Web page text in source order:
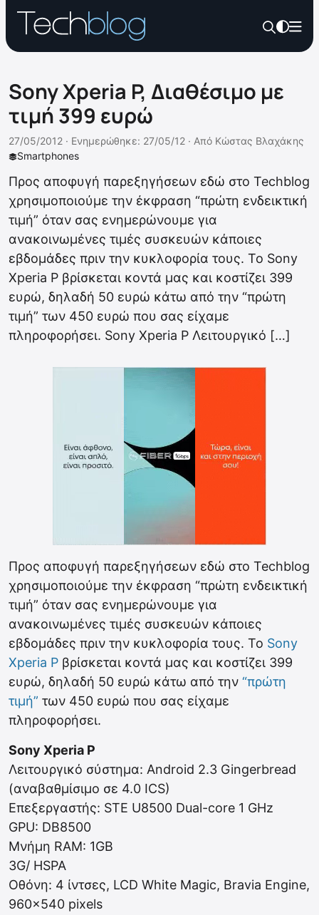
Sony Xperia P, Διαθέσιμο με
τιμή 399 ευρώ
Smartphones
27/05/2012 · Ενημερώθηκε: 27/05/12 · Από Κώστας Βλαχάκης
Προς αποφυγή παρεξηγήσεων εδώ στο Techblog
χρησιμοποιούμε την έκφραση “πρώτη ενδεικτική
τιμή” όταν σας ενημερώνουμε για
ανακοινωμένες τιμές συσκευών κάποιες
εβδομάδες πριν την κυκλοφορία τους. Το Sony
Xperia P βρίσκεται κοντά μας και κοστίζει 399
ευρώ, δηλαδή 50 ευρώ κάτω από την “πρώτη
τιμή” των 450 ευρώ που σας είχαμε
πληροφορήσει. Sony Xperia P Λειτουργικό […]
Προς αποφυγή παρεξηγήσεων εδώ στο Techblog
χρησιμοποιούμε την έκφραση “πρώτη ενδεικτική
τιμή” όταν σας ενημερώνουμε για
ανακοινωμένες τιμές συσκευών κάποιες
εβδομάδες πριν την κυκλοφορία τους. Το Sony
Xperia P βρίσκεται κοντά μας και κοστίζει 399
ευρώ, δηλαδή 50 ευρώ κάτω από την “πρώτη
τιμή” των 450 ευρώ που σας είχαμε
πληροφορήσει.
Sony Xperia P
Λειτουργικό σύστημα: Android 2.3 Gingerbread
(αναβαθμίσιμο σε 4.0 ICS)
Επεξεργαστής: STE U8500 Dual-core 1 GHz
GPU: DB8500
Μνήμη RAM: 1GB
3G/ HSPA
Οθόνη: 4 ίντσες, LCD White Magic, Bravia Engine,
960×540 pixels